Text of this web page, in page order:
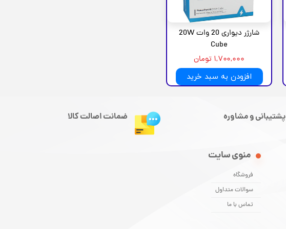
شارژر دیواری 20 وات 20W
Cube
۱,۷۰۰,۰۰۰ تومان
افزودن به سبد خرید
منوی سایت
فروشگاه
سوالات متداول
تماس با ما
پشتیبانی و مشاوره ضمانت اصالت کالا